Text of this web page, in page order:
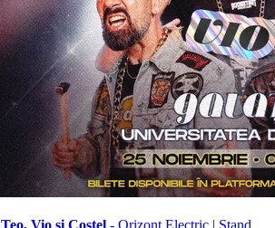
Teo, Vio și Costel - Orizont Electric | Stand